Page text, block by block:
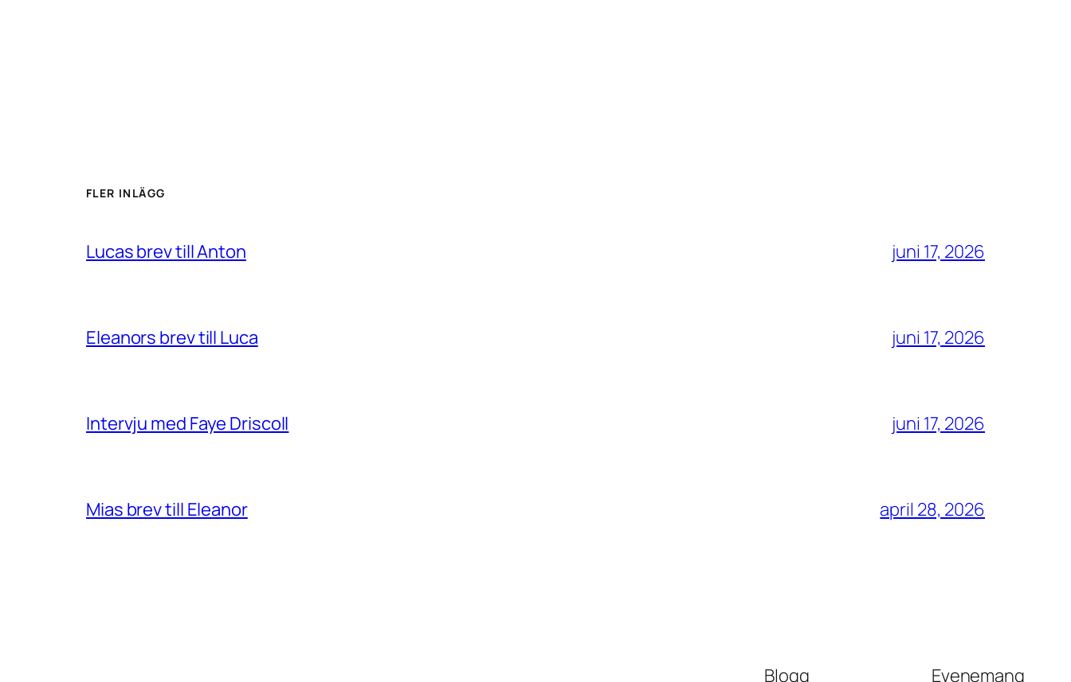
FLER INLÄGG
Lucas brev till Anton juni 17, 2026
Eleanors brev till Luca juni 17, 2026
Intervju med Faye Driscoll juni 17, 2026
Mias brev till Eleanor april 28, 2026
Blogg Evenemang